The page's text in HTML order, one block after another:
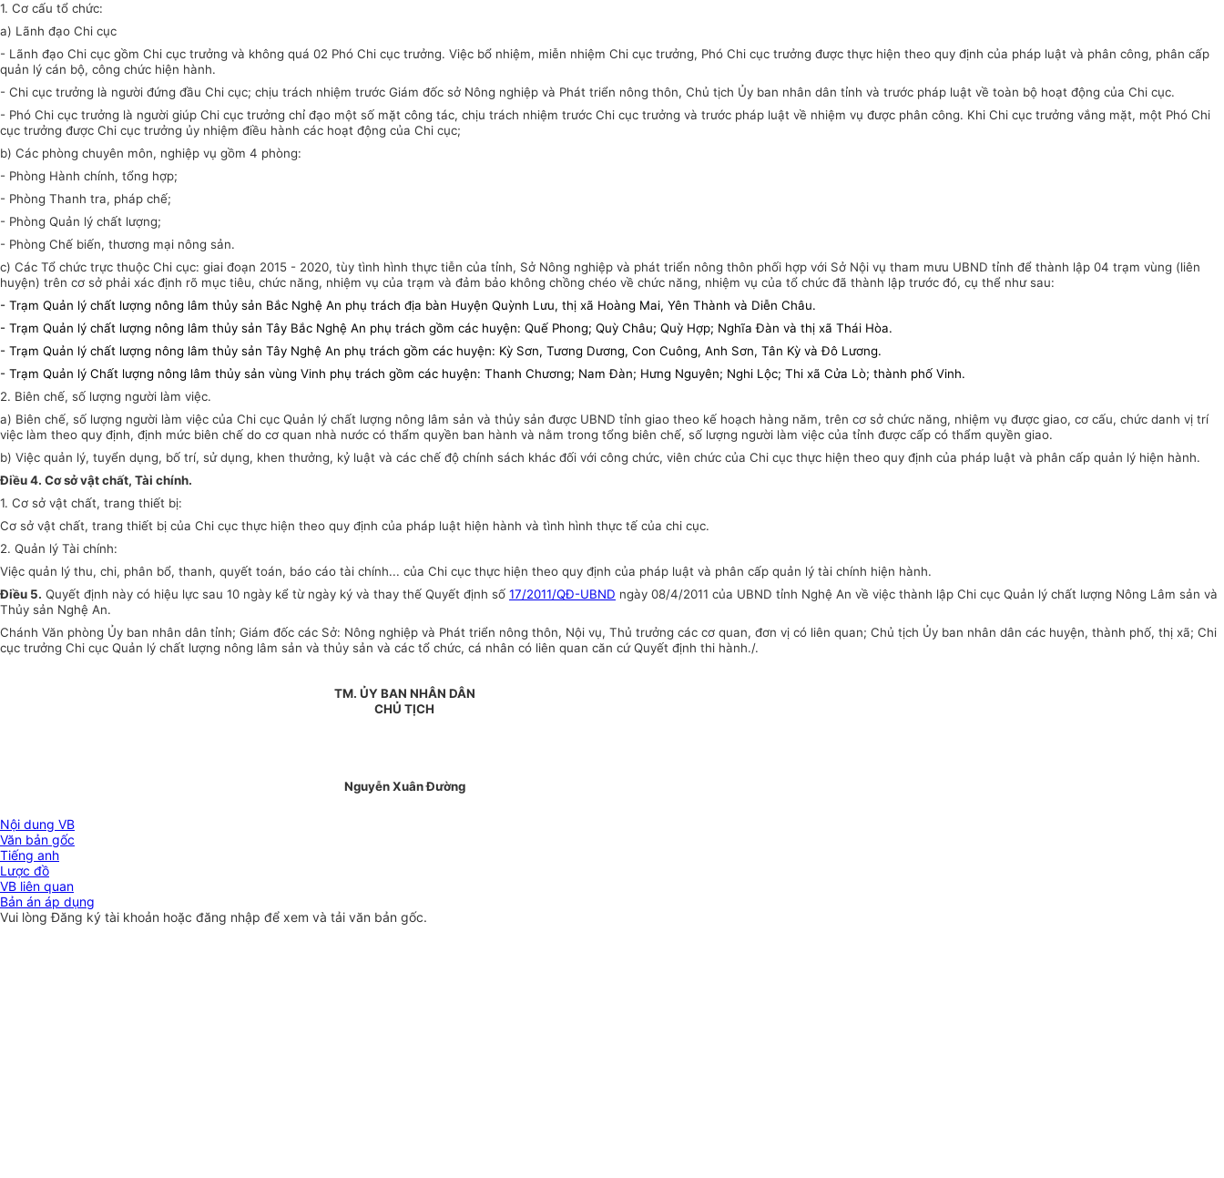
1. Cơ cấu tổ chức:
a) Lãnh đạo Chi cục
- Lãnh đạo Chi cục gồm Chi cục trưởng và không quá 02 Phó Chi cục trưởng. Việc bổ nhiệm, miễn nhiệm Chi cục trưởng, Phó Chi cục trưởng được thực hiện theo quy định của pháp luật và phân công, phân cấp
quản lý cán bộ, công chức hiện hành.
- Chi cục trưởng là người đứng đầu Chi cục; chịu trách nhiệm trước Giám đốc sở Nông nghiệp và Phát triển nông thôn, Chủ tịch Ủy ban nhân dân tỉnh và trước pháp luật về toàn bộ hoạt động của Chi cục.
- Phó Chi cục trưởng là người giúp Chi cục trưởng chỉ đạo một số mặt công tác, chịu trách nhiệm trước Chi cục trưởng và trước pháp luật về nhiệm vụ được phân công. Khi Chi cục trưởng vắng mặt, một Phó Chi
cục trưởng được Chi cục trưởng ủy nhiệm điều hành các hoạt động của Chi cục;
b) Các phòng chuyên môn, nghiệp vụ gồm 4 phòng:
- Phòng Hành chính, tổng hợp;
- Phòng Thanh tra, pháp chế;
- Phòng Quản lý chất lượng;
- Phòng Chế biến, thương mại nông sản.
c) Các Tổ chức trực thuộc Chi cục: giai đoạn 2015 - 2020, tùy tình hình thực tiễn của tỉnh, Sở Nông nghiệp và phát triển nông thôn phối hợp với Sở Nội vụ tham mưu UBND tỉnh để thành lập 04 trạm vùng (liên
huyện) trên cơ sở phải xác định rõ mục tiêu, chức năng, nhiệm vụ của trạm và đảm bảo không chồng chéo về chức năng, nhiệm vụ của tổ chức đã thành lập trước đó, cụ thể nhưsau:
- Trạm Quản lý chất lượng nông lâm thủy sản Bắc Nghệ An phụ trách địa bàn Huyện Quỳnh Lưu, thị xã Hoàng Mai, Yên Thành và Diễn Châu.
- Trạm Quản lý chất lượng nông lâm thủy sản Tây Bắc Nghệ An phụ trách gồm các huyện: Quế Phong; Quỳ Châu; Quỳ Hợp; Nghĩa Đàn và thị xã Thái Hòa.
- Trạm Quản lý chất lượng nông lâm thủy sản Tây Nghệ An phụ trách gồm các huyện: Kỳ Sơn, Tương Dương, Con Cuông, Anh Sơn, Tân Kỳ và Đô Lương.
- Trạm Quản lý Chất lượng nông lâm thủy sản vùng Vinh phụ trách gồm các huyện: Thanh Chương; Nam Đàn; Hưng Nguyên; Nghi Lộc; Thi xã Cửa Lò; thành phố Vinh.
2. Biên chế, số lượng người làm việc.
a) Biên chế, số lượng người làm việc của Chi cục Quản lý chất lượng nông lâm sản và thủy sản được UBND tỉnh giao theo kế hoạch hàng năm, trên cơ sở chức năng, nhiệm vụ được giao, cơ cấu, chức danh vị trí
việc làm theo quy định, định mức biên chế do cơ quan nhà nước có thẩm quyền ban hành và nằm trong tổng biên chế, số lượng người làm việc của tỉnh được cấp có thẩm quyền giao.
b) Việc quản lý, tuyển dụng, bố trí, sử dụng, khen thưởng, kỷ luật và các chế độ chính sách khác đối với công chức, viên chức của Chi cục thực hiện theo quy định của pháp luật và phân cấp quản lý hiện hành.
Điều 4. Cơ sở vật chất, Tài chính.
1. Cơ sở vật chất, trang thiết bị:
Cơ sở vật chất, trang thiết bị của Chi cục thực hiện theo quy định của pháp luật hiện hành và tình hình thực tế của chi cục.
2. Quản lý Tài chính:
Việc quản lý thu, chi, phân bổ, thanh, quyết toán, báo cáo tài chính... của Chi cục thực hiện theo quy định của pháp luật và phân cấp quản lý tài chính hiện hành.
Điều 5. Quyết định này có hiệu lực sau 10 ngày kể từ ngày ký và thay thế Quyết định số 17/2011/QĐ-UBND ngày 08/4/2011 của UBND tỉnh Nghệ An về việc thành lập Chi cục Quản lý chất lượng Nông Lâm sản và
Thủy sản Nghệ An.
Chánh Văn phòng Ủy ban nhân dân tỉnh; Giám đốc các Sở: Nông nghiệp và Phát triển nông thôn, Nội vụ, Thủ trưởng các cơ quan, đơn vị có liên quan; Chủ tịch Ủy ban nhân dân các huyện, thành phố, thị xã; Chi
cục trưởng Chi cục Quản lý chất lượng nông lâm sản và thủy sản và các tổ chức, cá nhân có liên quan căn cứ Quyết định thi hành./.
TM. ỦY BAN NHÂN DÂN
CHỦ TỊCH
Nguyễn Xuân Đường
Nội dung VB
Văn bản gốc
Tiếng anh
Lược đồ
VB liên quan
Bản án áp dụng
Vui lòngĐăng ký tài khoản hoặc đăng nhập để xem và tải văn bản gốc.